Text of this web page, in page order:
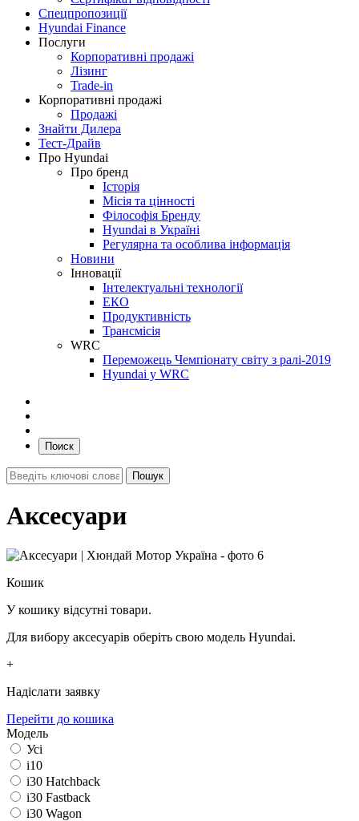
Спецпропозиції
Hyundai Finance
Послуги
Корпоративні продажі
Лізинг
Trade-in
Корпоративні продажі
Продажі
Знайти Дилера
Тест-Драйв
Про Hyundai
Про бренд
Історія
Місія та цінності
Філософія Бренду
Hyundai в Україні
Регулярна та особлива інформація
Новини
Інновації
Інтелектуальні технології
ЕКО
Продуктивність
Трансмісія
WRC
Переможець Чемпіонату світу з ралі-2019
Hyundai у WRC
Поиск
Аксесуари
Кошик
У кошику відсутні товари.
Для вибору аксесуарів оберіть свою модель Hyundai.
+
Надіслати заявку
Перейти до кошика
Модель
Усі
i10
i30 Hatchback
i30 Fastback
i30 Wagon